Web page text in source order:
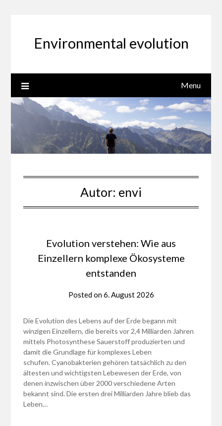
Environmental evolution
Menu
Autor: envi
Evolution verstehen: Wie aus
Einzellern komplexe Ökosysteme
entstanden
Posted on6. August 2026
Die Evolution des Lebens auf der Erde begann mit
winzigen Einzellern, die bereits vor 2,4 Milliarden Jahren
mittels Photosynthese Sauerstoff produzierten und
damit die Grundlage für komplexes Leben
schufen. Cyanobakterien gehören tatsächlich zu den
ältesten und wichtigsten Lebewesen der Erde, von
denen inzwischen über 2000 verschiedene Arten
bekannt sind. Die ersten drei Milliarden Jahre blieb das
Leben…